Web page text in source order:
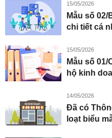
15/05/2026
Mẫu số
chi tiết cá
15/05/2026
Mẫu số
hộ kinh
14/05/2026
Đã có
loạt biểu